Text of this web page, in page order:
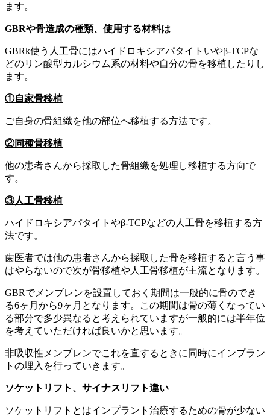
ます。
GBRや骨造成の種類、使用する材料は
GBRk使う人工骨にはハイドロキシアパタイトいやβ-TCPな
どのリン酸型カルシウム系の材料や自分の骨を移植したりし
ます。
①自家骨移植
ご自身の骨組織を他の部位へ移植する方法です。
②同種骨移植
他の患者さんから採取した骨組織を処理し移植する方向で
す。
③人工骨移植
ハイドロキシアパタイトやβ-TCPなどの人工骨を移植する方
法です。
歯医者では他の患者さんから採取した骨を移植すると言う事
はやらないので次が骨移植や人工骨移植が主流となります。
GBRでメンブレンを設置しておく期間は一般的に骨のでき
る6ヶ月から9ヶ月となります。この期間は骨の薄くなってい
る部分で多少異なると考えられていますが一般的には半年位
を考えていただければ良いかと思います。
非吸収性メンブレンでこれを直するときに同時にインプラン
トの埋入を行っていきます。
ソケットリフト、サイナスリフト違い
ソケットリフトとはインプラント治療するための骨が少ない